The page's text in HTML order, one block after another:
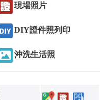
現場照片
DIY證件照列印
沖洗生活照